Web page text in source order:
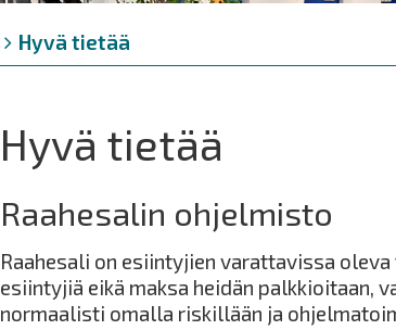
Hyvä tietää
Hyvä tietää
Raahesalin ohjelmisto
Raahesali on esiintyjien varattavissa
esiintyjiä eikä maksa heidän palkkioitaan,
normaalisti omalla riskillään ja